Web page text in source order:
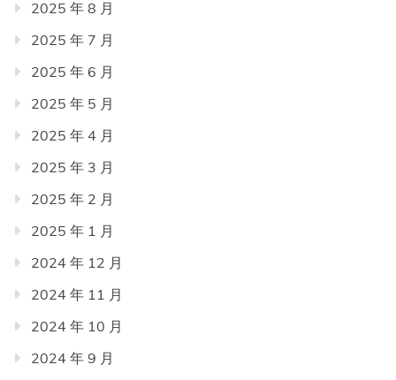
2025 年 8 月
2025 年 7 月
2025 年 6 月
2025 年 5 月
2025 年 4 月
2025 年 3 月
2025 年 2 月
2025 年 1 月
2024 年 12 月
2024 年 11 月
2024 年 10 月
2024 年 9 月